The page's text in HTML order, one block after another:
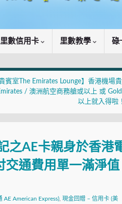
里數信用卡 里數教學 碌
賓室The Emirates Lounge】香港機場
/ 澳洲航空商務艙或以上 或
以上就入得啦！
之AE卡親身於香港
交通費用單一滿淨值
AE American Express) 現金回贈 – 信用卡 (美